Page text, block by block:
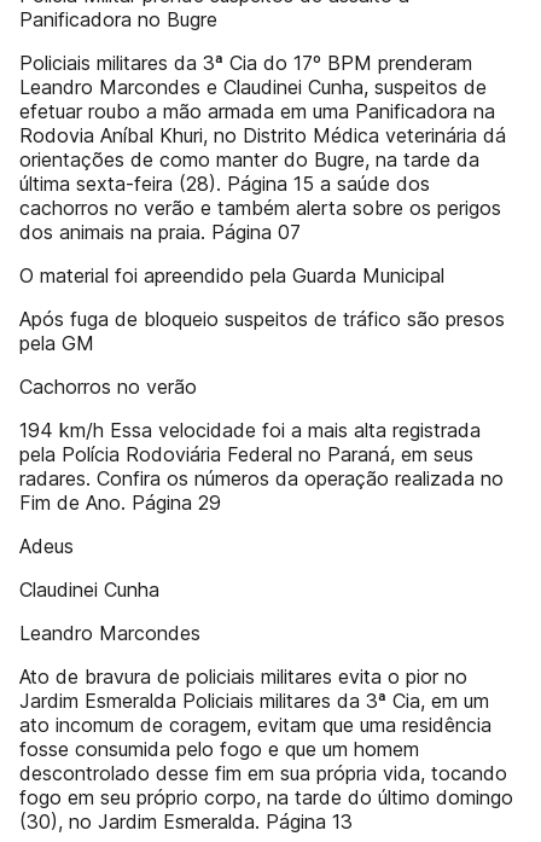
Panificadora no Bugre
Policiais militares da 3ª Cia do 17º BPM prenderam
Leandro Marcondes e Claudinei Cunha, suspeitos de
efetuar roubo a mão armada em uma Panificadora na
Rodovia Aníbal Khuri, no Distrito Médica veterinária dá
orientações de como manter do Bugre, na tarde da
última sexta-feira (28). Página 15 a saúde dos
cachorros no verão e também alerta sobre os perigos
dos animais na praia. Página 07
O material foi apreendido pela Guarda Municipal
Após fuga de bloqueio suspeitos de tráfico são presos
pela GM
Cachorros no verão
194 km/h Essa velocidade foi a mais alta registrada
pela Polícia Rodoviária Federal no Paraná, em seus
radares. Confira os números da operação realizada no
Fim de Ano. Página 29
Adeus
Claudinei Cunha
Leandro Marcondes
Ato de bravura de policiais militares evita o pior no
Jardim Esmeralda Policiais militares da 3ª Cia, em um
ato incomum de coragem, evitam que uma residência
fosse consumida pelo fogo e que um homem
descontrolado desse fim em sua própria vida, tocando
fogo em seu próprio corpo, na tarde do último domingo
(30), no Jardim Esmeralda. Página 13